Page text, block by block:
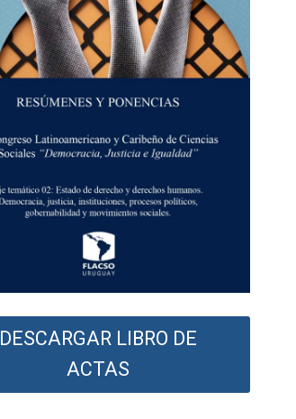
DESCARGAR LIBRO DE
ACTAS